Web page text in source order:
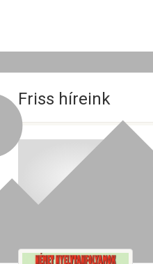
Friss híreink